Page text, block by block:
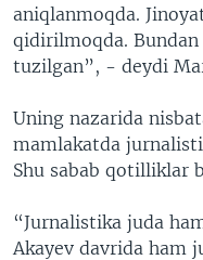
aniqlanmoqda.
qidirilmoqda.
tuzilgan”, - deydi
Uning nazarida
mamlakatda
Shu sabab qotilliklar
“Jurnalistika juda
Akayev davrida ham